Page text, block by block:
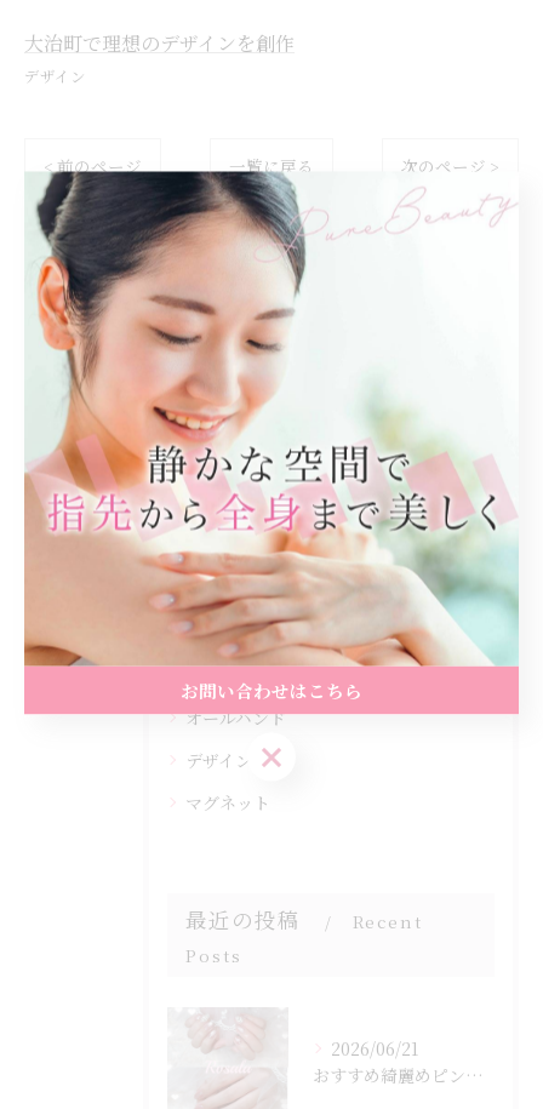
大治町で理想のデザインを創作
デザイン
< 前のページ 一覧に戻る 次のページ >
関連タグ
#デザイン
カテゴリー Categories
全てのカテゴリー
ダイエット
エステ
オールハンド
デザイン
マグネット
最近の投稿
Recent
Posts
2026/06/21
おすすめ綺麗めピンクマグ☆⁡
お問い合わせはこちら
お問い合わせはこちら